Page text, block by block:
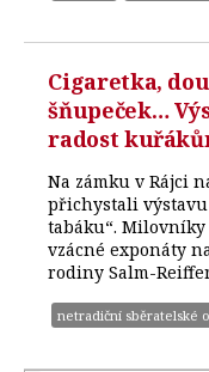
Cigaretka,
šňupeček…
radost
Na zámku v Rájci
přichystali výstavu
tabáku“.
vzácné exponáty
rodiny Salm-
netradiční sběratelské